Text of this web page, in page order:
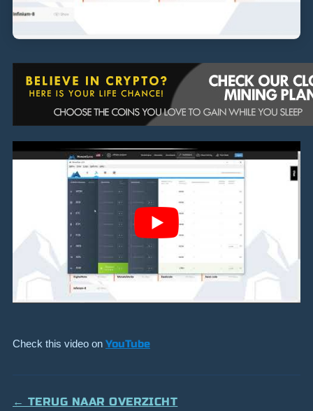
Check this video on YouTube
← TERUG NAAR OVERZICHT